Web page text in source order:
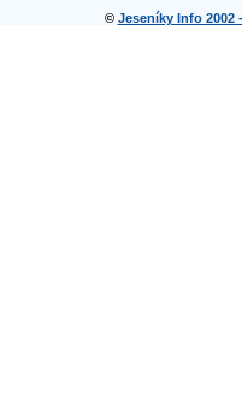
© Jeseníky Info 2002